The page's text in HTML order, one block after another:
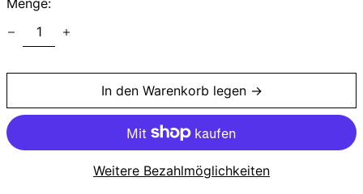
Menge:
In den Warenkorb legen →
Weitere Bezahlmöglichkeiten
Andorra (EUR €)
Australien (AUD $)